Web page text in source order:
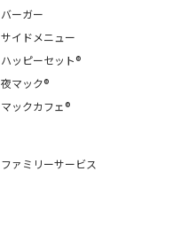
バーガー
サイドメニュー
ハッピーセット®
夜マック®
マックカフェ®
ファミリーサービス